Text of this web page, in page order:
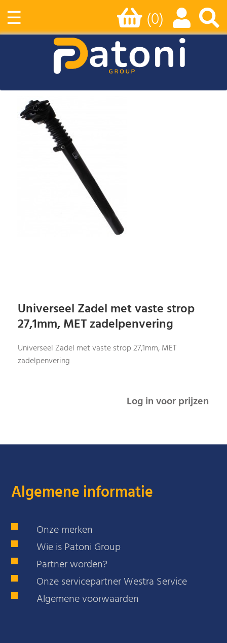
☰ (0)
Universeel Zadel met vaste strop
27,1mm, MET zadelpenvering
Universeel Zadel met vaste strop 27,1mm, MET
zadelpenvering
Log in voor prijzen
Algemene informatie
Onze merken
Wie is Patoni Group
Partner worden?
Onze servicepartner Westra Service
Algemene voorwaarden